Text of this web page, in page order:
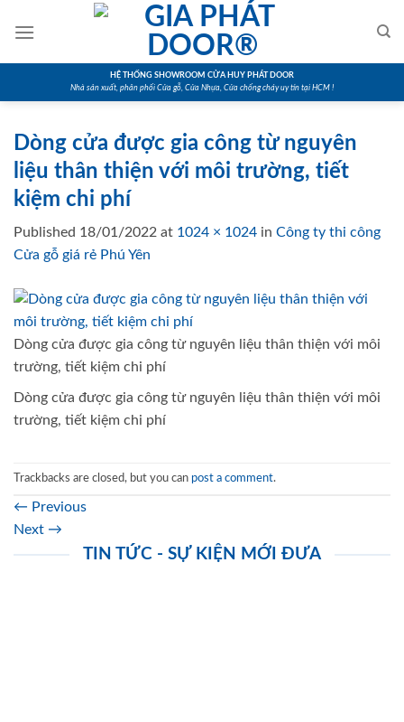
HỆ THỐNG SHOWROOM CỬA HUY PHÁT DOOR
Nhà sản xuất, phân phối Cửa gỗ, Cửa Nhựa, Cửa chống cháy uy tín tại HCM !
Dòng cửa được gia công từ nguyên
liệu thân thiện với môi trường, tiết
kiệm chi phí
Published 18/01/2022 at 1024 × 1024 in Công ty thi công
Cửa gỗ giá rẻ Phú Yên
Dòng cửa được gia công từ nguyên liệu thân thiện với môi
trường, tiết kiệm chi phí
Dòng cửa được gia công từ nguyên liệu thân thiện với môi
trường, tiết kiệm chi phí
Trackbacks are closed, but you can post a comment.
← Previous
Next →
TIN TỨC - SỰ KIỆN MỚI ĐƯA